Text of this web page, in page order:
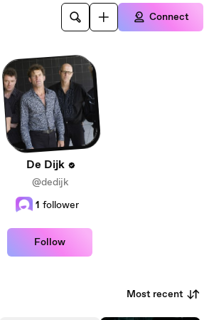
Connect
De Dijk
@dedijk
1 follower
Follow
Most recent